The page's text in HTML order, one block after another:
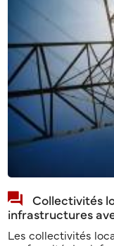
Collectivités
infrastructures
Les collectivités